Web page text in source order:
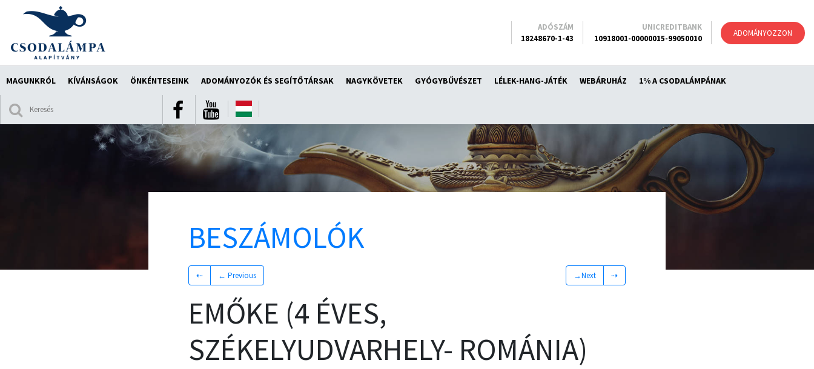
ADOMÁNYOZZON
MAGUNKRÓL KÍVÁNSÁGOK ÖNKÉNTESEINK ADOMÁNYOZÓK ÉS SEGÍTŐTÁRSAK NAGYKÖVETEK GYÓGYBŰVÉSZET LÉLEK-HANG-JÁTÉK WEBÁRUHÁZ 1% A CSODALÁMPÁNAK
ADÓSZÁM
18248670-1-43
UNICREDITBANK
10918001-00000015-99050010
BESZÁMOLÓK
⇠ ← Previous →Next ⇢
EMŐKE (4 ÉVES,
SZÉKELYUDVARHELY- ROMÁNIA)